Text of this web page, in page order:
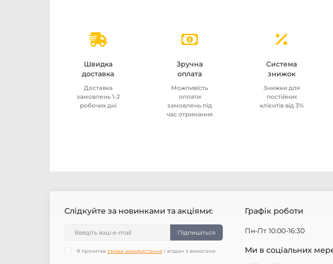
Швидка
доставка
Доставка
замовлень 1-2
робочих дні
Зручна
оплата
Можливість
оплати
замовлень під
час отримання
Система
знижок
Знижки для
постійних
клієнтів від 3%
Слідкуйте за новинками та акціями:
Підпишіться
Я прочитав Умови використання і згоден з вимогами
Графік роботи
Пн-Пт 10:00-16:30
Ми в соціальних